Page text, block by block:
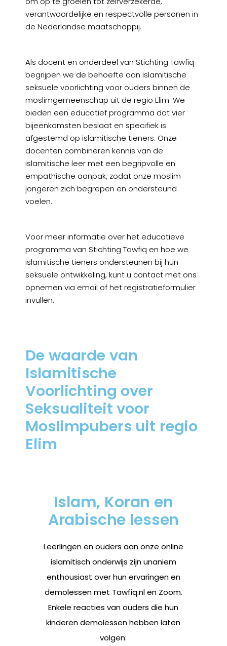
verantwoordelijke en respectvolle personen in
de Nederlandse maatschappij.
Als docent en onderdeel van Stichting Tawfiq
begrijpen we de behoefte aan islamitische
seksuele voorlichting voor ouders binnen de
moslimgemeenschap uit de regio Elim. We
bieden een educatief programma dat vier
bijeenkomsten beslaat en specifiek is
afgestemd op islamitische tieners. Onze
docenten combineren kennis van de
islamitische leer met een begripvolle en
empathische aanpak, zodat onze moslim
jongeren zich begrepen en ondersteund
voelen.
Voor meer informatie over het educatieve
programma van Stichting Tawfiq en hoe we
islamitische tieners ondersteunen bij hun
seksuele ontwikkeling, kunt u contact met ons
opnemen via email of het registratieformulier
invullen.
De waarde van
Islamitische
Voorlichting over
Seksualiteit voor
Moslimpubers uit regio
Elim
Islam, Koran en
Arabische lessen
Leerlingen en ouders aan onze online
islamitisch onderwijs zijn unaniem
enthousiast over hun ervaringen en
demolessen met Tawfiq.nl en Zoom.
Enkele reacties van ouders die hun
kinderen demolessen hebben laten
volgen: